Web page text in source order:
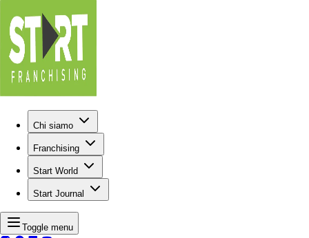
Chi siamo
Franchising
Start World
Start Journal
Toggle menu